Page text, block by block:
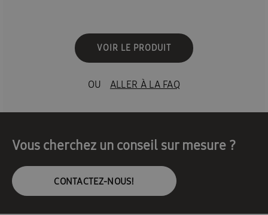
restaurants, les bureaux et les salles
VOIR LE PRODUIT
OU ALLER À LA FAQ
Vous cherchez un conseil sur mesure ?
CONTACTEZ-NOUS!